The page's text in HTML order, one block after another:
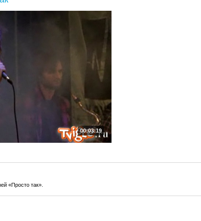
00:03:19
«Просто так».